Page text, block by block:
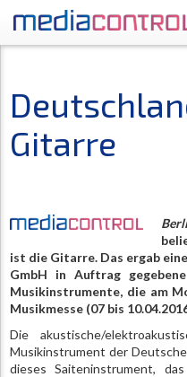
Gitarre
ist die Gitarre. Das ergab
GmbH in Auftrag
Musikinstrumente, die am
Musikmesse (07 bis
Die akustische/
Musikinstrument der
dieses Saiteninstrument,